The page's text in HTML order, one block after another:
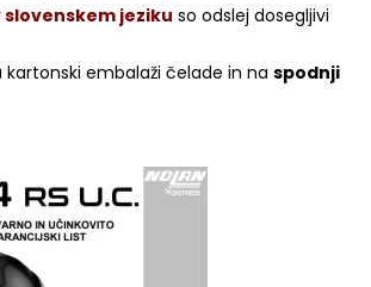
jeziku so odslej dosegljivi
kartonski embalaži čelade in na spodnji